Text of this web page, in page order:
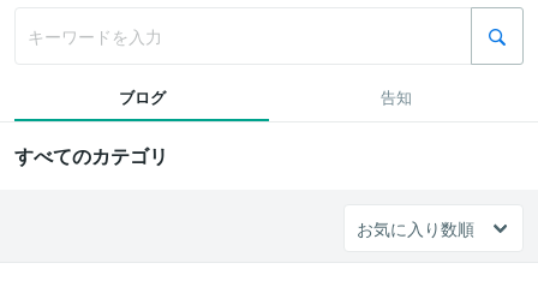
ブログ 告知
すべてのカテゴリ